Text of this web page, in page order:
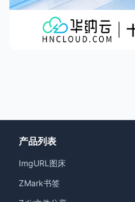
产品列表
ImgURL图床
ZMark书签